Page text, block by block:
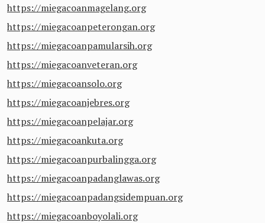
https://miegacoanmagelang.org
https://miegacoanpeterongan.org
https://miegacoanpamularsih.org
https://miegacoanveteran.org
https://miegacoansolo.org
https://miegacoanjebres.org
https://miegacoanpelajar.org
https://miegacoankuta.org
https://miegacoanpurbalingga.org
https://miegacoanpadanglawas.org
https://miegacoanpadangsidempuan.org
https://miegacoanboyolali.org